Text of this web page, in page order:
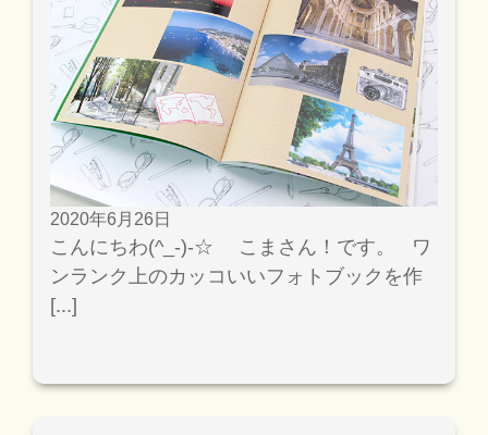
2020年6月26日
こんにちわ(^_-)-☆ こまさん！です。 ワ
ンランク上のカッコいいフォトブックを作
[...]